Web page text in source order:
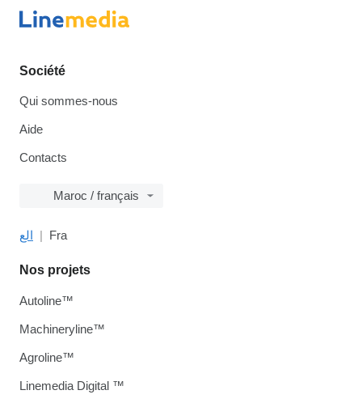
Société
Qui sommes-nous
Aide
Contacts
Maroc / français
الع Fra
Nos projets
Autoline™
Machineryline™
Agroline™
Linemedia Digital ™